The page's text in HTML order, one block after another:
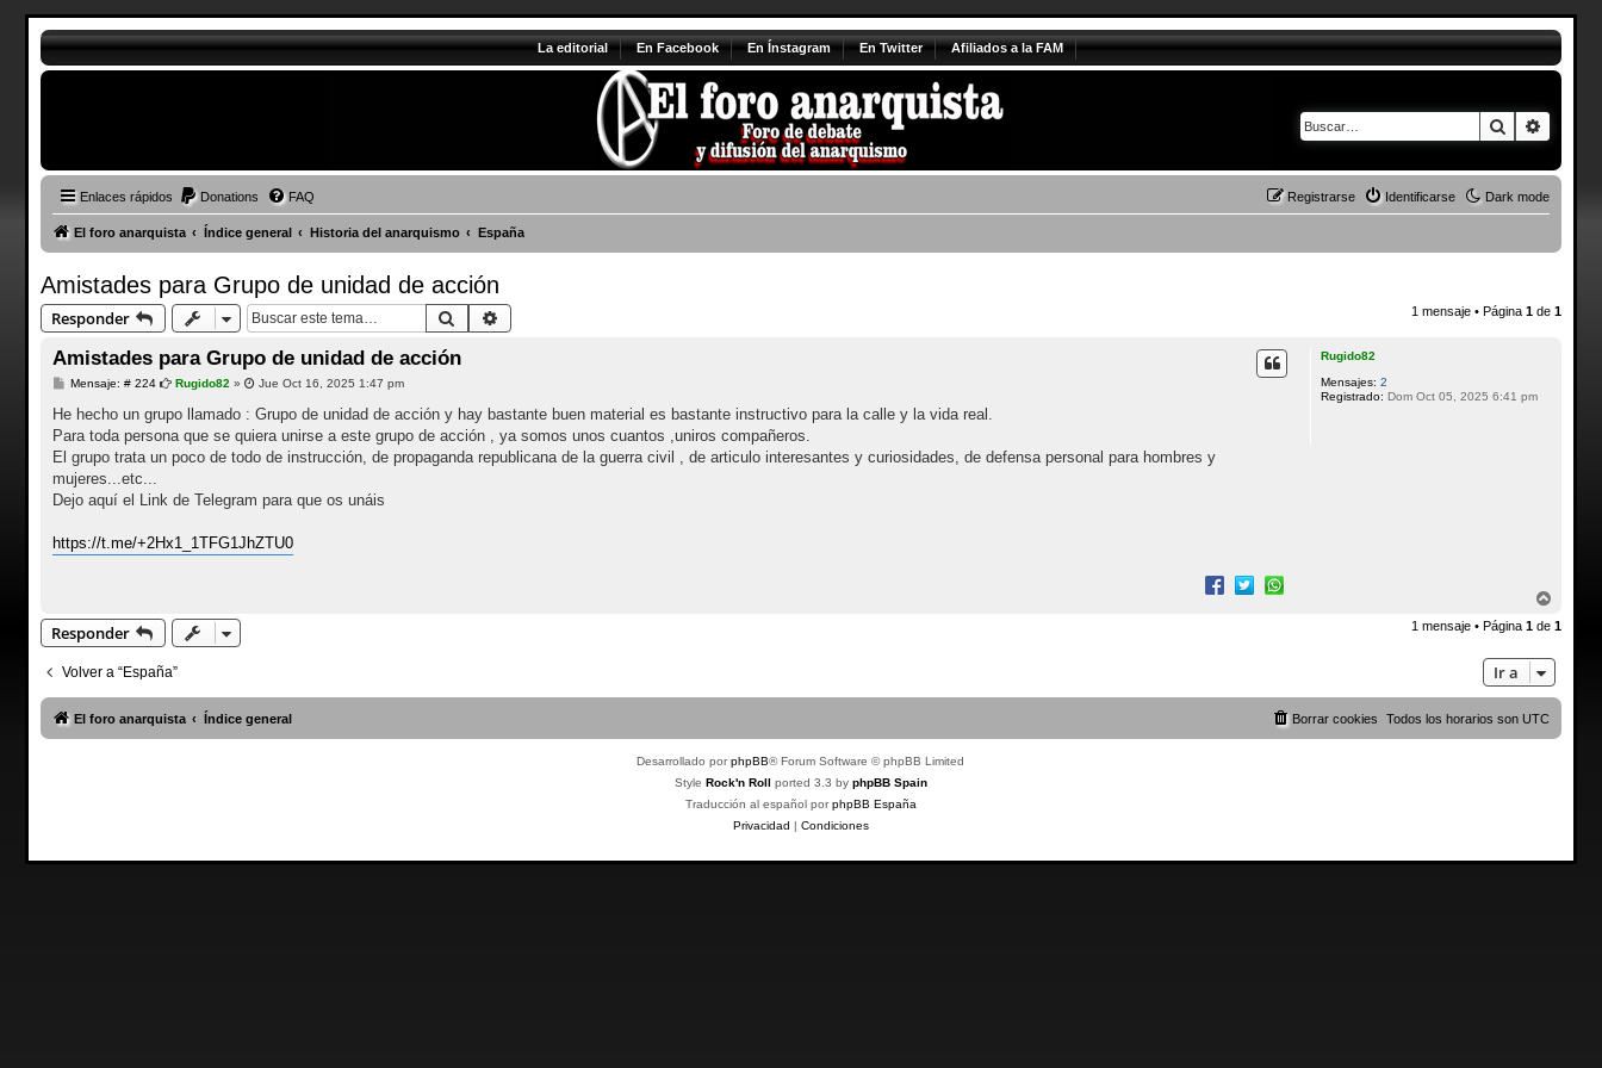
La editorial En Facebook En Ínstagram En Twitter Afiliados a la FAM
Buscar
Enlaces rápidos Dark mode
Donations FAQ Identificarse
Registrarse
El foro anarquista Índice general Historia del anarquismo España
Amistades para Grupo de unidad de acción
Responder Buscar 1 mensaje • Página1 de1
Rugido82
Mensajes: 2
Registrado: Dom Oct 05, 2025 6:41 pm
Amistades para Grupo de unidad de acción
Mensaje: # 224 M
n
a
j
Rugido82 » Jue Oct 16, 2025 1:47 pm
He hecho un grupo llamado : Grupo de unidad de acción y hay bastante buen material es bastante instructivo para la calle y la vida real.
Para toda persona que se quiera unirse a este grupo de acción , ya somos unos cuantos ,uniros compañeros.
El grupo trata un poco de todo de instrucción, de propaganda republicana de la guerra civil , de articulo interesantes y curiosidades, de defensa personal para hombres y
mujeres...etc...
Dejo aquí el Link de Telegram para que os unáis
https://t.me/+2Hx1_1TFG1JhZTU0
r
b
a
Responder 1 mensaje • Página1 de1
Volver a “España” Ir a
El foro anarquista Índice general Todos los horarios sonUTC
Borrar cookies
Desarrollado porphpBB® Forum Software © phpBB Limited
Style Rock'n Roll ported 3.3 by phpBB Spain
Traducción al español porphpBB España
Privacidad | Condiciones